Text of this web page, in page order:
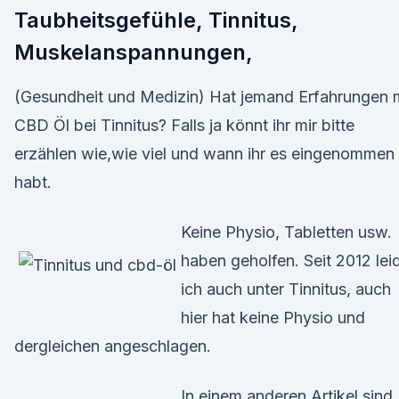
Taubheitsgefühle, Tinnitus,
Muskelanspannungen,
(Gesundheit und Medizin) Hat jemand Erfahrungen
CBD Öl bei Tinnitus? Falls ja könnt ihr mir bitte
erzählen wie,wie viel und wann ihr es eingenommen
habt.
Keine Physio, Tabletten usw.
haben geholfen. Seit 2012
ich auch unter Tinnitus, auch
hier hat keine Physio und
dergleichen angeschlagen.